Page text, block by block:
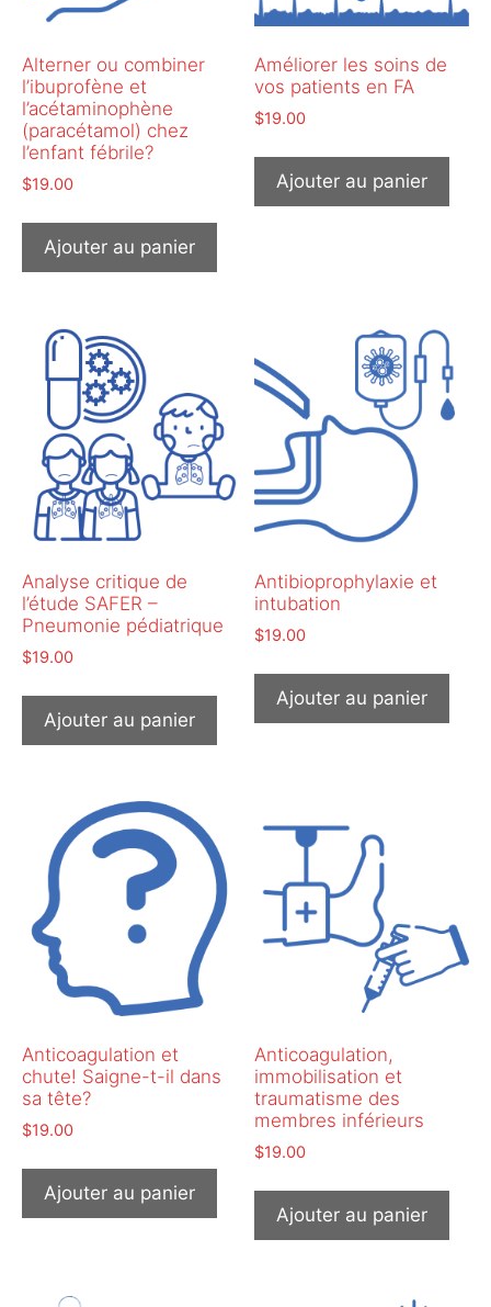
Alterner ou combiner
l’ibuprofène et
l’acétaminophène
(paracétamol) chez
l’enfant fébrile?
$19.00
Ajouter au panier
Améliorer les soins de
vos patients en FA
$19.00
Ajouter au panier
Analyse critique de
l’étude SAFER –
Pneumonie pédiatrique
$19.00
Ajouter au panier
Antibioprophylaxie et
intubation
$19.00
Ajouter au panier
Anticoagulation et
chute! Saigne-t-il dans
sa tête?
$19.00
Ajouter au panier
Anticoagulation,
immobilisation et
traumatisme des
membres inférieurs
$19.00
Ajouter au panier